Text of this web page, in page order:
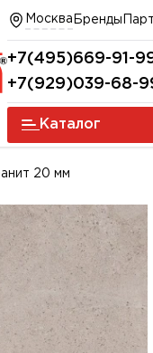
Москва Бренды
+7(495)669-91-
+7(929)039-68-
Каталог
20 мм